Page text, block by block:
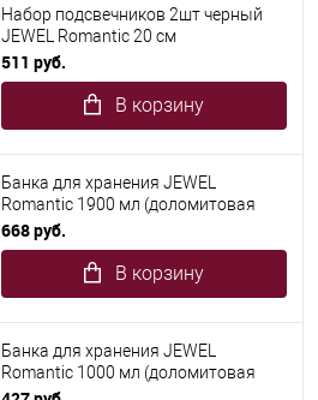
Набор подсвечников 2шт черный
JEWEL Romantic 20 см
(доломитовая керамика)
511 руб.
В корзину
Банка для хранения JEWEL
Romantic 1900 мл (доломитовая
керамика)
668 руб.
В корзину
Банка для хранения JEWEL
Romantic 1000 мл (доломитовая
керамика)